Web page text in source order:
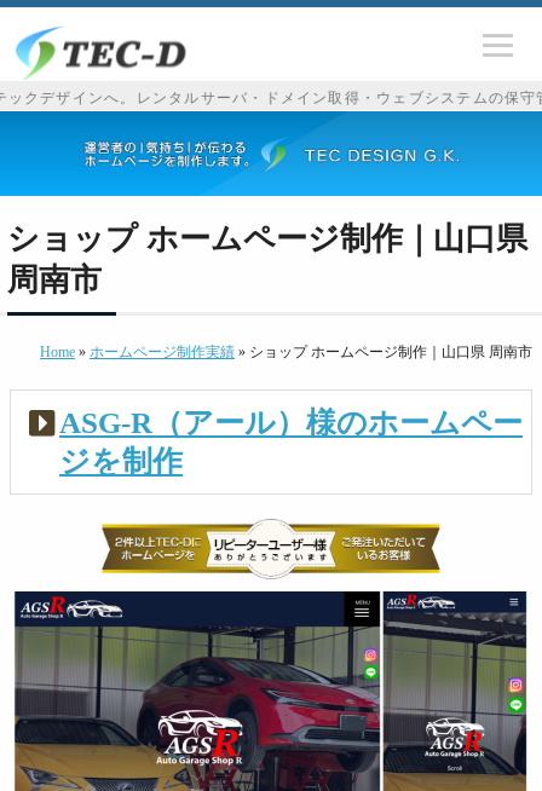
ンへ。レンタルサーバ・ドメイン取得・ウェブシステムの保守管理も
ショップ ホームページ制作｜山口県
周南市
Home » ホームページ制作実績 » ショップ ホームページ制作｜山口県 周南市
ASG-R（アール）様のホームペー
ジを制作